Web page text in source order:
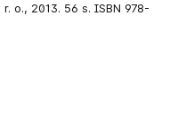
o., 2013. 56 s. ISBN 978-